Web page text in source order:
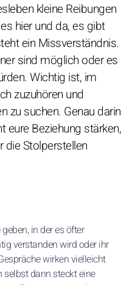
kleine Reibungen
hier und da, es gibt
ein Missverständnis.
sind möglich oder es
Wichtig ist, im
zuzuhören und
zu suchen. Genau darin
eure Beziehung stärken,
die Stolperstellen
in der es öfter
verstanden wird oder ihr
wirken vielleicht
dann steckt eine